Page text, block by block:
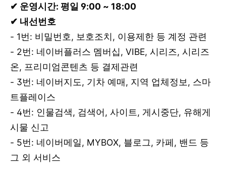
✔ 운영시간: 평일 9:00 ~ 18:00
✔ 내선번호
- 1번: 비밀번호, 보호조치, 이용제한 등 계정 관련
- 2번: 네이버플러스 멤버십, VIBE, 시리즈, 시리즈
온, 프리미엄콘텐츠 등 결제관련
- 3번: 네이버지도, 기차 예매, 지역 업체정보, 스마
트플레이스
- 4번: 인물검색, 검색어, 사이트, 게시중단, 유해게
시물 신고
- 5번: 네이버메일, MYBOX, 블로그, 카페, 밴드 등
그 외 서비스